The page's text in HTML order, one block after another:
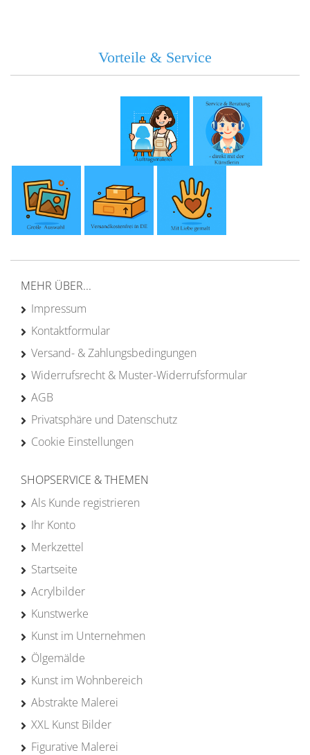
Vorteile & Service
MEHR ÜBER...
Impressum
Kontaktformular
Versand- & Zahlungsbedingungen
Widerrufsrecht & Muster-Widerrufsformular
AGB
Privatsphäre und Datenschutz
Cookie Einstellungen
SHOPSERVICE & THEMEN
Als Kunde registrieren
Ihr Konto
Merkzettel
Startseite
Acrylbilder
Kunstwerke
Kunst im Unternehmen
Ölgemälde
Kunst im Wohnbereich
Abstrakte Malerei
XXL Kunst Bilder
Figurative Malerei